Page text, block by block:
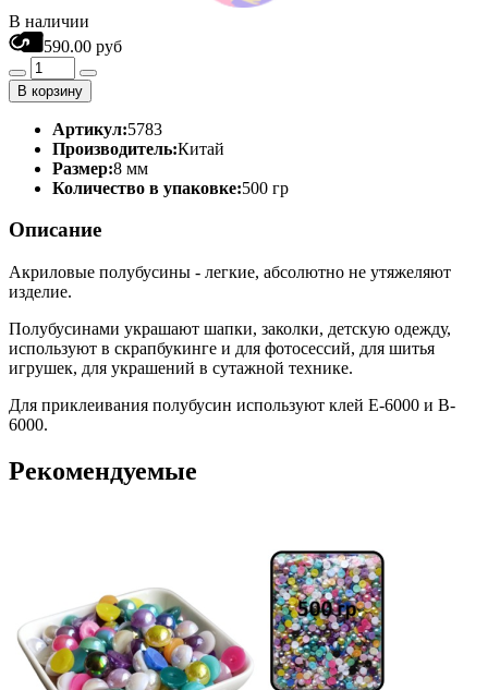
В наличии
590.00 руб
В корзину
Артикул:5783
Производитель:Китай
Размер:8 мм
Количество в упаковке:500 гр
Описание
Акриловые полубусины - легкие, абсолютно не утяжеляют
изделие.
Полубусинами украшают шапки, заколки, детскую одежду,
используют в скрапбукинге и для фотосессий, для шитья
игрушек, для украшений в сутажной технике.
Для приклеивания полубусин используют клей Е-6000 и B-
6000.
Рекомендуемые